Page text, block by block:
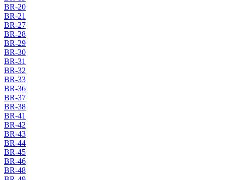
BR-20
BR-21
BR-27
BR-28
BR-29
BR-30
BR-31
BR-32
BR-33
BR-36
BR-37
BR-38
BR-41
BR-42
BR-43
BR-44
BR-45
BR-46
BR-48